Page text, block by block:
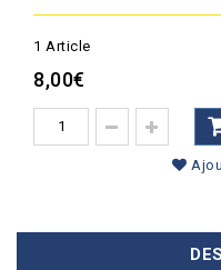
1 Article
8,00€